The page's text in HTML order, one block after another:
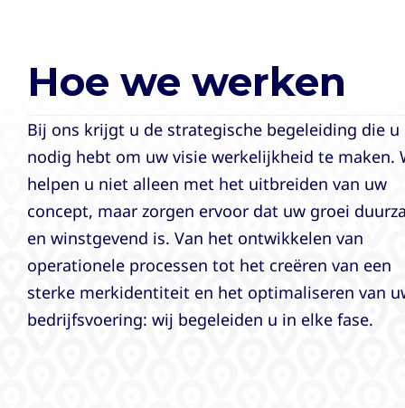
Hoe we werken
Bij ons krijgt u de strategische begeleiding die u
nodig hebt om uw visie werkelijkheid te maken.
helpen u niet alleen met het uitbreiden van uw
concept, maar zorgen ervoor dat uw groei
en winstgevend is. Van het ontwikkelen van
operationele processen tot het creëren van een
sterke merkidentiteit en het optimaliseren van
bedrijfsvoering: wij begeleiden u in elke fase.